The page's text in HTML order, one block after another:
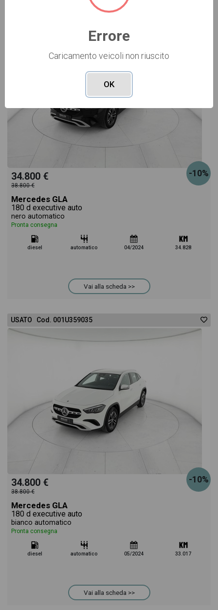
-10%
34.800 €
38.800 €
Mercedes GLA
180 d executive auto
nero automatico
Pronta consegna
diesel automatico 04/2024 34.828
Vai alla scheda >>
USATO Cod. 001U359035
-10%
34.800 €
38.800 €
Mercedes GLA
180 d executive auto
bianco automatico
Pronta consegna
diesel automatico 05/2024 33.017
Vai alla scheda >>
Errore
Caricamento veicoli non riuscito
OK